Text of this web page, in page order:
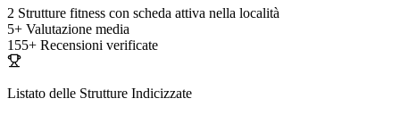
2 Strutture fitness con scheda attiva nella località
5+ Valutazione media
155+ Recensioni verificate
Listato delle Strutture Indicizzate